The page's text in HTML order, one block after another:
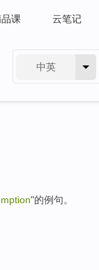
课 云笔记
中英
"的例句。